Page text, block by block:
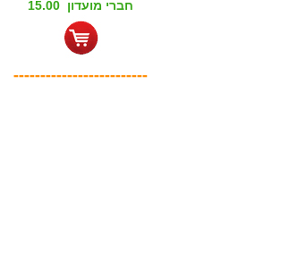
חברי מועדון 15.00
-------------------------